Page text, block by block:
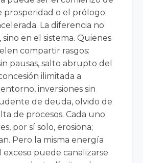
prosperidad o el prólogo
La diferencia no
sino en el sistema. Quienes
compartir rasgos:
pausas, salto abrupto del
ilimitada a
inversiones sin
de deuda, olvido de
de procesos. Cada uno
por sí solo, erosiona;
Pero la misma energía
puede canalizarse